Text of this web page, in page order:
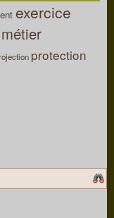
exercice
métier
protection